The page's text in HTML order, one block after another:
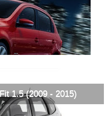
1.5 (2009 - 2015)